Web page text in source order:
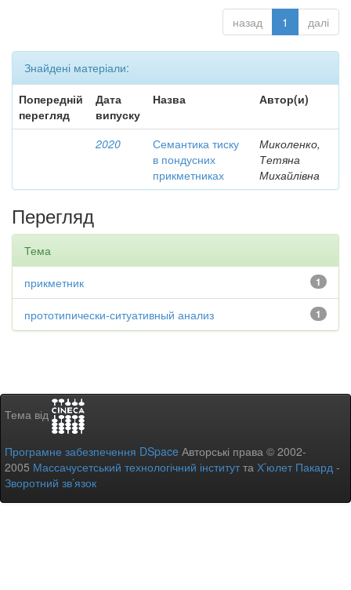
назад 1 далі
Знайдені матеріали:
Попередній
перегляд
Дата
випуску
Назва Автор(и)
2020
Семантика тиску
в пондусних
прикметниках
Миколенко,
Тетяна
Михайлівна
Перегляд
Тема
1
прикметник
1
прототипически-ситуативный анализ
Тема від
Програмне забезпечення DSpace Авторські права © 2002-
2005 Массачусетський технологічний інститутта Х’юлет Пакард -
Зворотний зв’язок